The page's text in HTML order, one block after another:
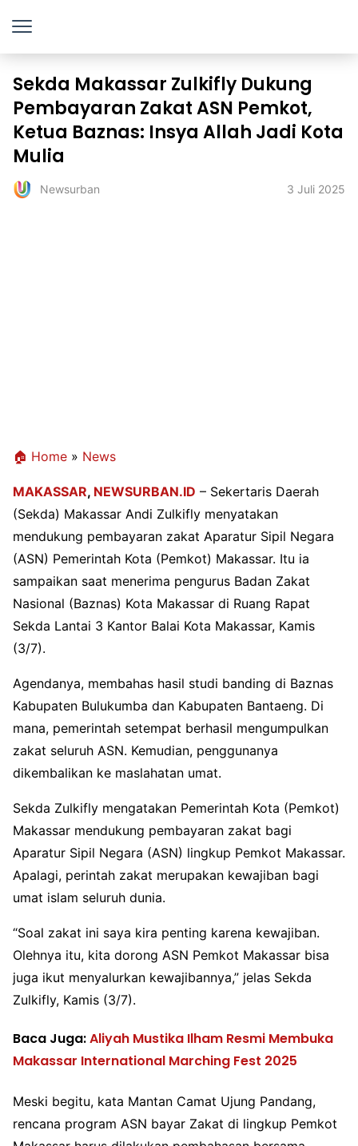
Sekda Makassar Zulkifly Dukung
Pembayaran Zakat ASN Pemkot,
Ketua Baznas: Insya Allah Jadi Kota
Mulia
Newsurban 3 Juli 2025
🏠 Home » News
MAKASSAR, NEWSURBAN.ID – Sekertaris Daerah
(Sekda) Makassar Andi Zulkifly menyatakan
mendukung pembayaran zakat Aparatur Sipil Negara
(ASN) Pemerintah Kota (Pemkot) Makassar. Itu ia
sampaikan saat menerima pengurus Badan Zakat
Nasional (Baznas) Kota Makassar di Ruang Rapat
Sekda Lantai 3 Kantor Balai Kota Makassar, Kamis
(3/7).
Agendanya, membahas hasil studi banding di Baznas
Kabupaten Bulukumba dan Kabupaten Bantaeng. Di
mana, pemerintah setempat berhasil mengumpulkan
zakat seluruh ASN. Kemudian, penggunanya
dikembalikan ke maslahatan umat.
Sekda Zulkifly mengatakan Pemerintah Kota (Pemkot)
Makassar mendukung pembayaran zakat bagi
Aparatur Sipil Negara (ASN) lingkup Pemkot Makassar.
Apalagi, perintah zakat merupakan kewajiban bagi
umat islam seluruh dunia.
“Soal zakat ini saya kira penting karena kewajiban.
Olehnya itu, kita dorong ASN Pemkot Makassar bisa
juga ikut menyalurkan kewajibannya,” jelas Sekda
Zulkifly, Kamis (3/7).
Baca Juga:Aliyah Mustika Ilham Resmi Membuka
Makassar International Marching Fest 2025
Meski begitu, kata Mantan Camat Ujung Pandang,
rencana program ASN bayar Zakat di lingkup Pemkot